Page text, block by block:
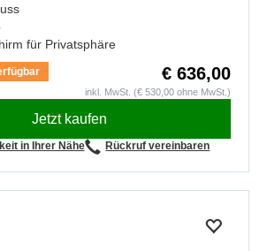
für Privatsphäre
€ 636,00
inkl. MwSt. (€ 530,00 ohne MwSt.)
Jetzt kaufen
in Ihrer Nähe Rückruf vereinbaren